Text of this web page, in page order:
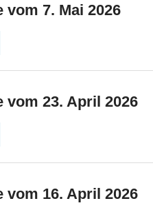
vom 7. Mai 2026
vom 23. April 2026
vom 16. April 2026